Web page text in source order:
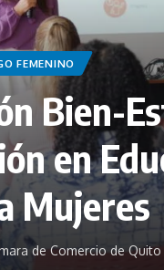
FEMENINO
Bien-
en
Mujeres
de Comercio de